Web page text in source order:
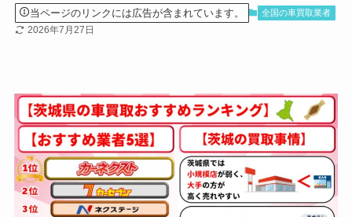
当ページのリンクには広告が含まれています。 全国の車買取業者
2026年7月27日